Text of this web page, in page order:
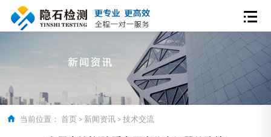
当前位置： 首页 > 新闻资讯 > 技术交流